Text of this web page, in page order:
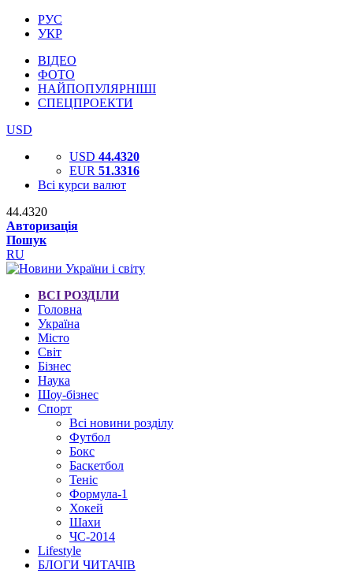
РУС
УКР
ВІДЕО
ФОТО
НАЙПОПУЛЯРНІШІ
СПЕЦПРОЕКТИ
USD
USD 44.4320
EUR 51.3316
Всі курси валют
44.4320
Авторизація
Пошук
RU
ВСІ РОЗДІЛИ
Головна
Україна
Місто
Світ
Бізнес
Наука
Шоу-бізнес
Спорт
Всі новини розділу
Футбол
Бокс
Баскетбол
Теніс
Формула-1
Хокей
Шахи
ЧС-2014
Lifestyle
БЛОГИ ЧИТАЧІВ